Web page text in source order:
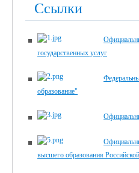
Ссылки
государственных услуг
образование"
высшего образования